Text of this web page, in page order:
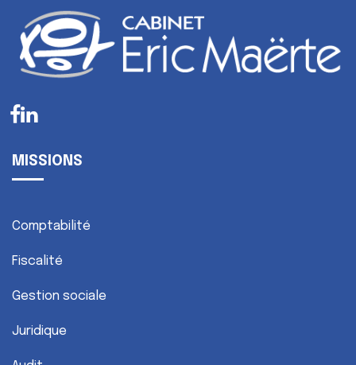
MISSIONS
Comptabilité
Fiscalité
Gestion sociale
Juridique